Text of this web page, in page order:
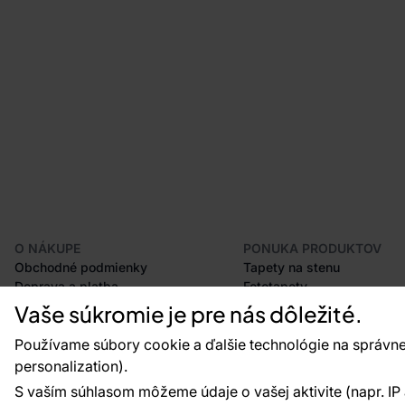
Vaše súkromie je pre nás dôležité.
Používame súbory cookie a ďalšie technológie na
personalization).
S vaším súhlasom môžeme údaje o vašej aktivite (napr.
O NÁKUPE
Obchodné podmienky
Doprava a platba
Odstúpenie od zmluvy
Postup pri podávaní reklamácií
Vrátenie tovaru
Certifikácia CE
Plánovač tapiet
PONUKA PRODUKTOV
Tapety na stenu
Fototapety
Lišty
Dekorácie
Samolepiace fólie